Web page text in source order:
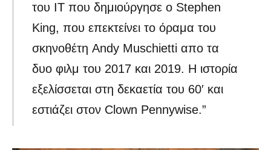
του IT που δημιούργησε ο Stephen
King, που επεκτείνει το όραμα του
σκηνοθέτη Andy Muschietti απο τα
δυο φιλμ του 2017 και 2019. Η ιστορία
εξελίσσεται στη δεκαετία του 60′ και
εστιάζει στον Clown Pennywise.”